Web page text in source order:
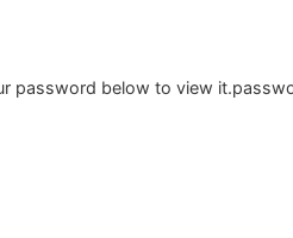
password below to view